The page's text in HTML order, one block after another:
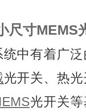
尺寸MEMS
统中有着广
光开关、热
光开关